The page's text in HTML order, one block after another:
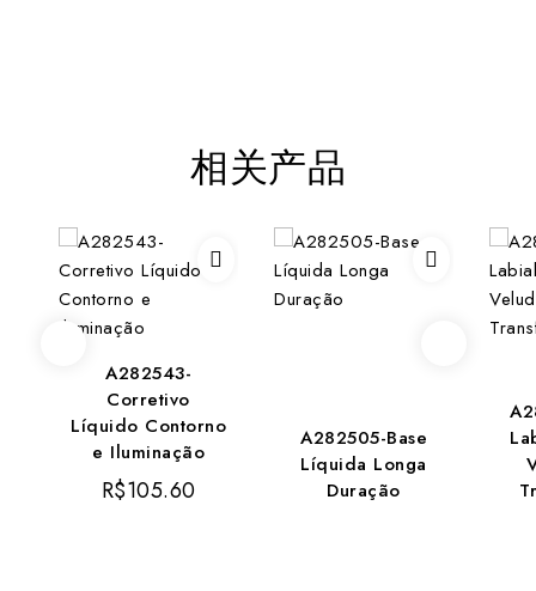
相关产品
A282543-
Corretivo
Líquido Contorno
e Iluminação
R$105.60
A282505-Base
Líquida Longa
Duração